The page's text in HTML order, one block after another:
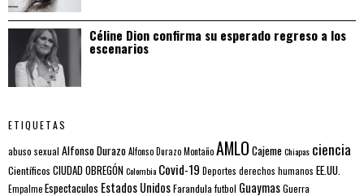
Céline Dion confirma su esperado regreso a los
escenarios
ETIQUETAS
abuso sexual Alfonso DurazoAlfonso Durazo MontañoAMLO CajemeChiapas ciencia
Científicos CIUDAD OBREGÓNColombia Covid-19 Deportes derechos humanos EE.UU.
EmpalmeEspectaculos Estados UnidosFarandulafutbol GuaymasGuerra